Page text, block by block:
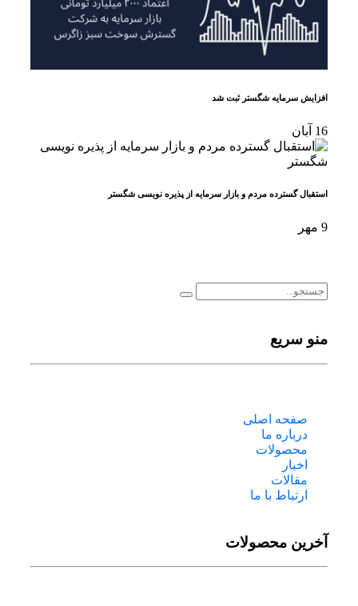
افزایش سرمایه شگستر ثبت شد
16 آبان
استقبال گسترده مردم و بازار سرمایه از پذیره نویسی شگستر
9 مهر
منو سریع
صفحه اصلی
درباره ما
محصولات
اخبار
مقالات
ارتباط با ما
آخرین محصولات